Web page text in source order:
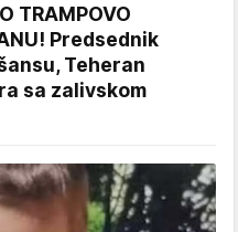
TRAMPOVO
Predsednik
Teheran
sa zalivskom